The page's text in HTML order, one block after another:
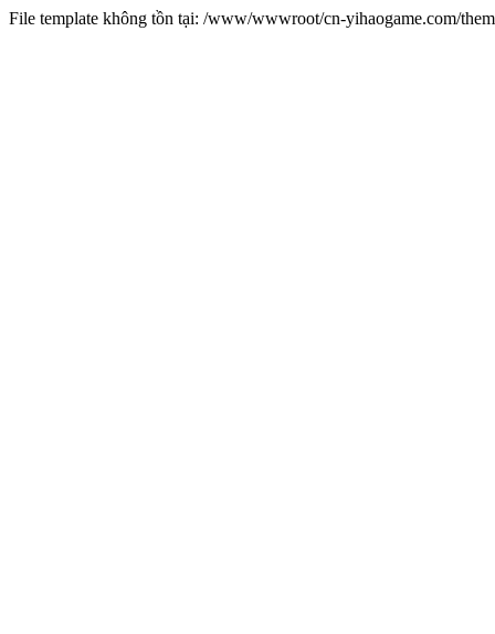
File template không tồn tại: /www/wwwroot/cn-yihaogame.com/